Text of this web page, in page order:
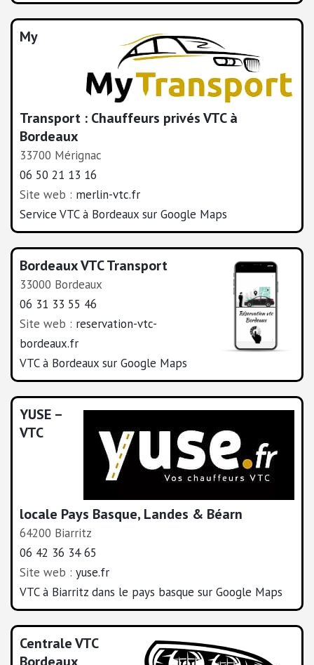
My
Transport : Chauffeurs privés VTC à
Bordeaux
33700 Mérignac
06 50 21 13 16
Site web : merlin-vtc.fr
Service VTC à Bordeaux sur Google Maps
Bordeaux VTC Transport
33000 Bordeaux
06 31 33 55 46
Site web : reservation-vtc-
bordeaux.fr
VTC à Bordeaux sur Google Maps
YUSE –
VTC
locale Pays Basque, Landes & Béarn
64200 Biarritz
06 42 36 34 65
Site web : yuse.fr
VTC à Biarritz dans le pays basque sur Google Maps
Centrale VTC